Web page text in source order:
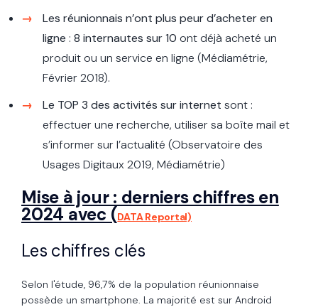
Les réunionnais n’ont plus peur d’acheter en
ligne : 8 internautes sur 10 ont déjà acheté un
produit ou un service en ligne (Médiamétrie,
Février 2018).
Le TOP 3 des activités sur internet sont :
effectuer une recherche, utiliser sa boîte mail et
s’informer sur l’actualité (Observatoire des
Usages Digitaux 2019, Médiamétrie)
Mise à jour : derniers chiffres en
2024 avec (DATA Reportal)
Les chiffres clés
Selon l'étude, 96,7% de la population réunionnaise
possède un smartphone. La majorité est sur Android